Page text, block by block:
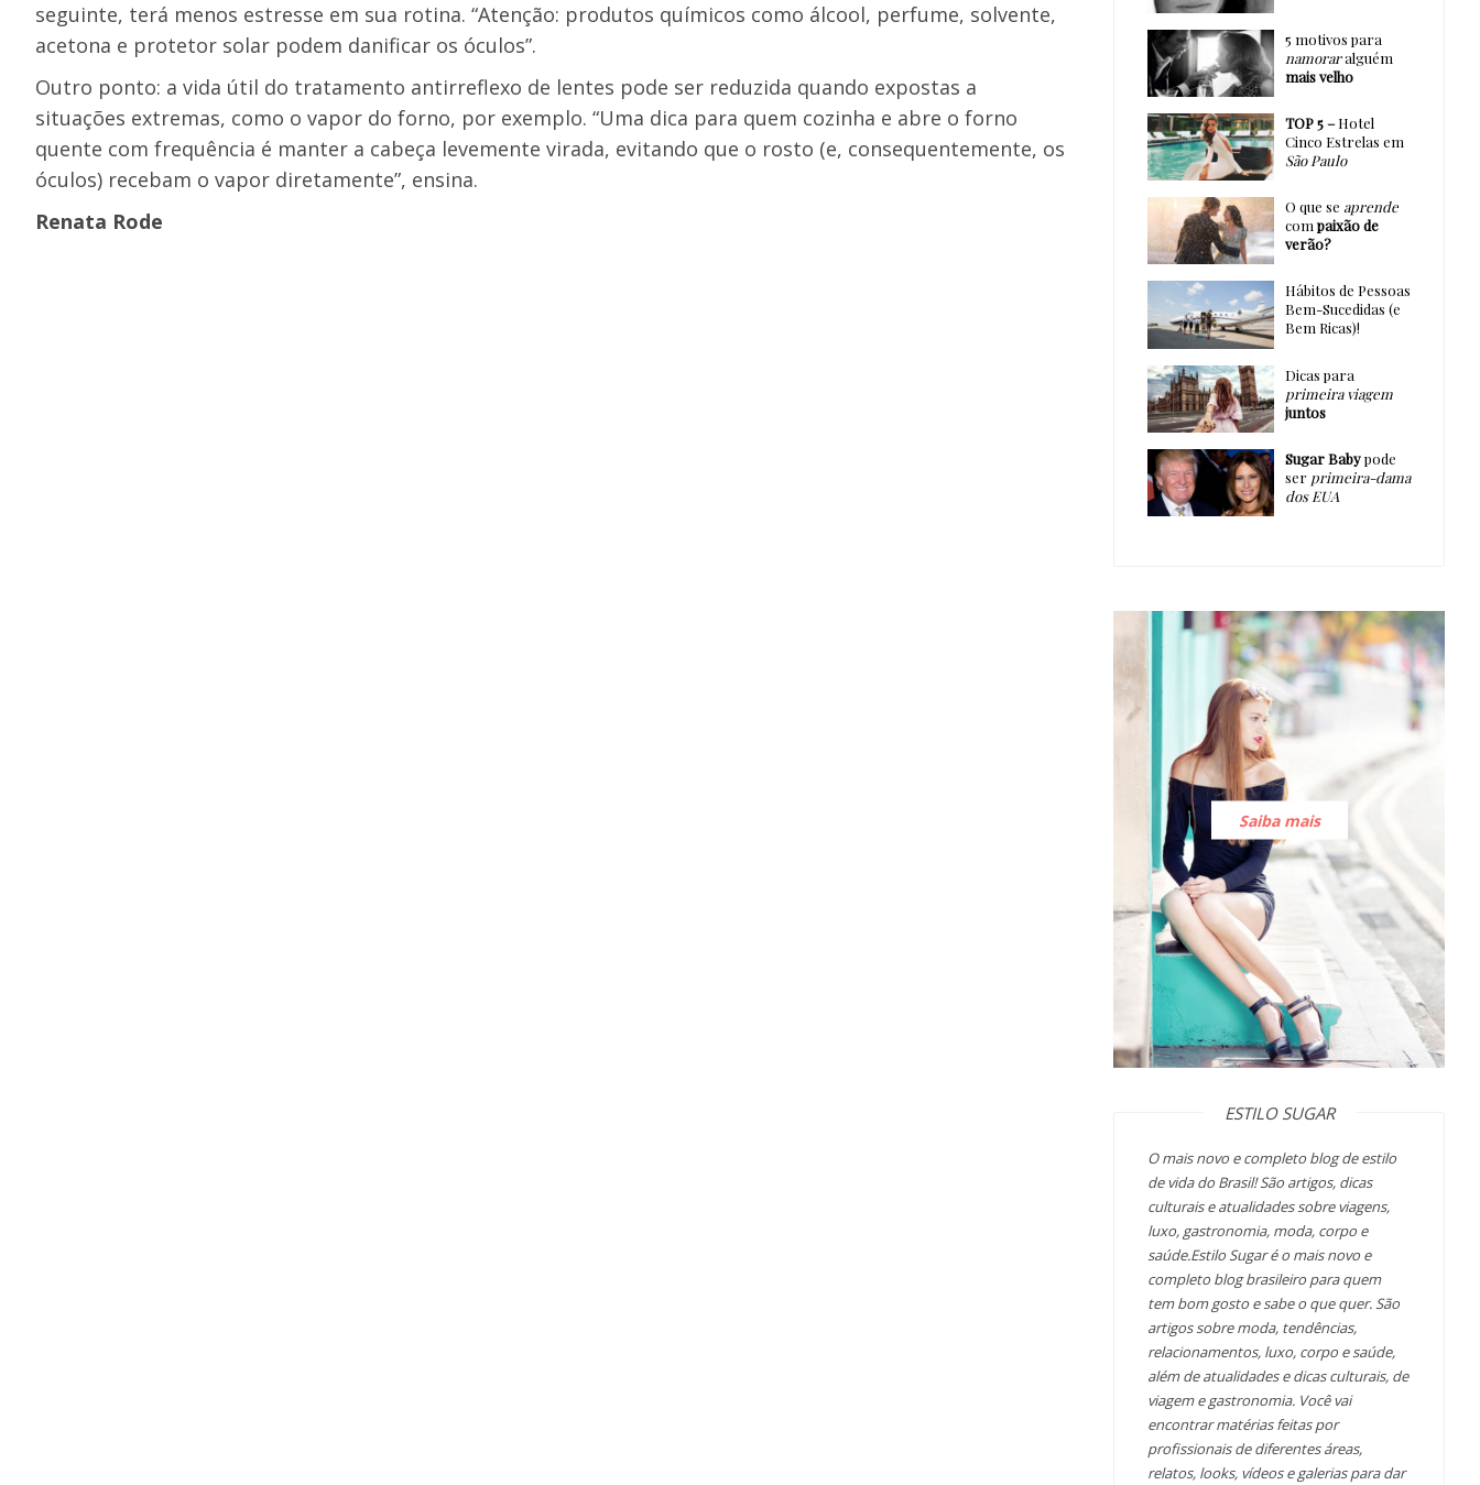
seguinte, terá menos estresse em sua rotina. “Atenção: produtos químicos como álcool, perfume, solvente,
acetona e protetor solar podem danificar os óculos”.
Outro ponto: a vida útil do tratamento antirreflexo de lentes pode ser reduzida quando expostas a
situações extremas, como o vapor do forno, por exemplo. “Uma dica para quem cozinha e abre o forno
quente com frequência é manter a cabeça levemente virada, evitando que o rosto (e, consequentemente, os
óculos) recebam o vapor diretamente”, ensina.
Renata Rode
5 motivos para
namoraralguém
mais velho
TOP 5 –Hotel
Cinco Estrelas em
São Paulo
O que se aprende
compaixão de
verão?
Hábitos de Pessoas
Bem-Sucedidas (e
Bem Ricas)!
Dicas para
primeira viagem
juntos
Sugar Babypode
ser primeira-dama
dos EUA
Saiba mais
ESTILO SUGAR
O mais novo e completo blog de estilo
de vida do Brasil! São artigos, dicas
culturais e atualidades sobre viagens,
luxo, gastronomia, moda, corpo e
saúde.Estilo Sugar é o mais novo e
completo blog brasileiro para quem
tem bom gosto e sabe o que quer. São
artigos sobre moda, tendências,
relacionamentos, luxo, corpo e saúde,
além de atualidades e dicas culturais, de
viagem e gastronomia. Você vai
encontrar matérias feitas por
profissionais de diferentes áreas,
relatos, looks, vídeos e galerias para dar